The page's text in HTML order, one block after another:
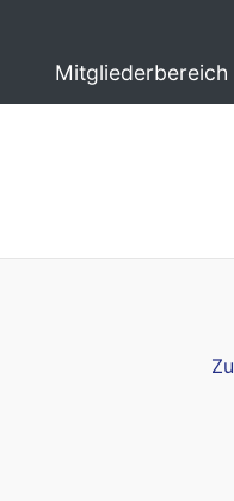
Mitgliederbereich